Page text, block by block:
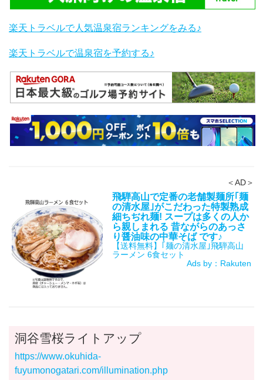
楽天トラベルで人気温泉宿ランキングをみる♪
楽天トラベルで温泉宿を予約する♪
＜AD＞
飛騨高山で定番の老舗製麺所｢麺
の清水屋｣がこだわった特製熟成
細ちぢれ麺! スープは多くの人か
ら親しまれる 昔ながらのあっさ
り醤油味の中華そば です♪
【送料無料】｢麺の清水屋｣飛騨高山
ラーメン 6食セット
Ads by：Rakuten
洞谷雪桜ライトアップ
https://www.okuhida-
fuyumonogatari.com/illumination.php